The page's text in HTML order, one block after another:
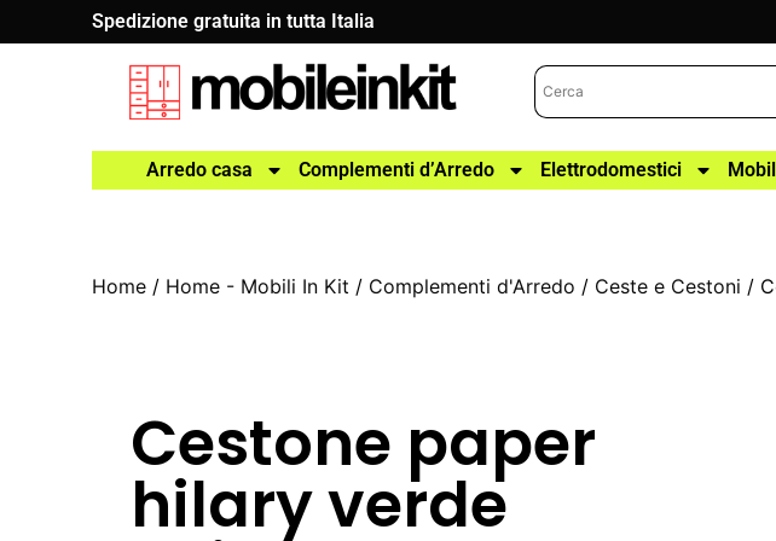
Spedizione gratuita in tutta Italia
Arredo casa Complementi d’Arredo Elettrodomestici
Home / Home - Mobili In Kit / Complementi d'Arredo / Ceste e Cestoni /
Cestone paper
hilary verde